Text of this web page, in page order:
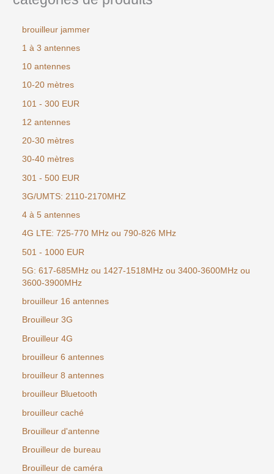
brouilleur jammer
1 à 3 antennes
10 antennes
10-20 mètres
101 - 300 EUR
12 antennes
20-30 mètres
30-40 mètres
301 - 500 EUR
3G/UMTS: 2110-2170MHZ
4 à 5 antennes
4G LTE: 725-770 MHz ou 790-826 MHz
501 - 1000 EUR
5G: 617-685MHz ou 1427-1518MHz ou 3400-3600MHz ou
3600-3900MHz
brouilleur 16 antennes
Brouilleur 3G
Brouilleur 4G
brouilleur 6 antennes
brouilleur 8 antennes
brouilleur Bluetooth
brouilleur caché
Brouilleur d'antenne
Brouilleur de bureau
Brouilleur de caméra